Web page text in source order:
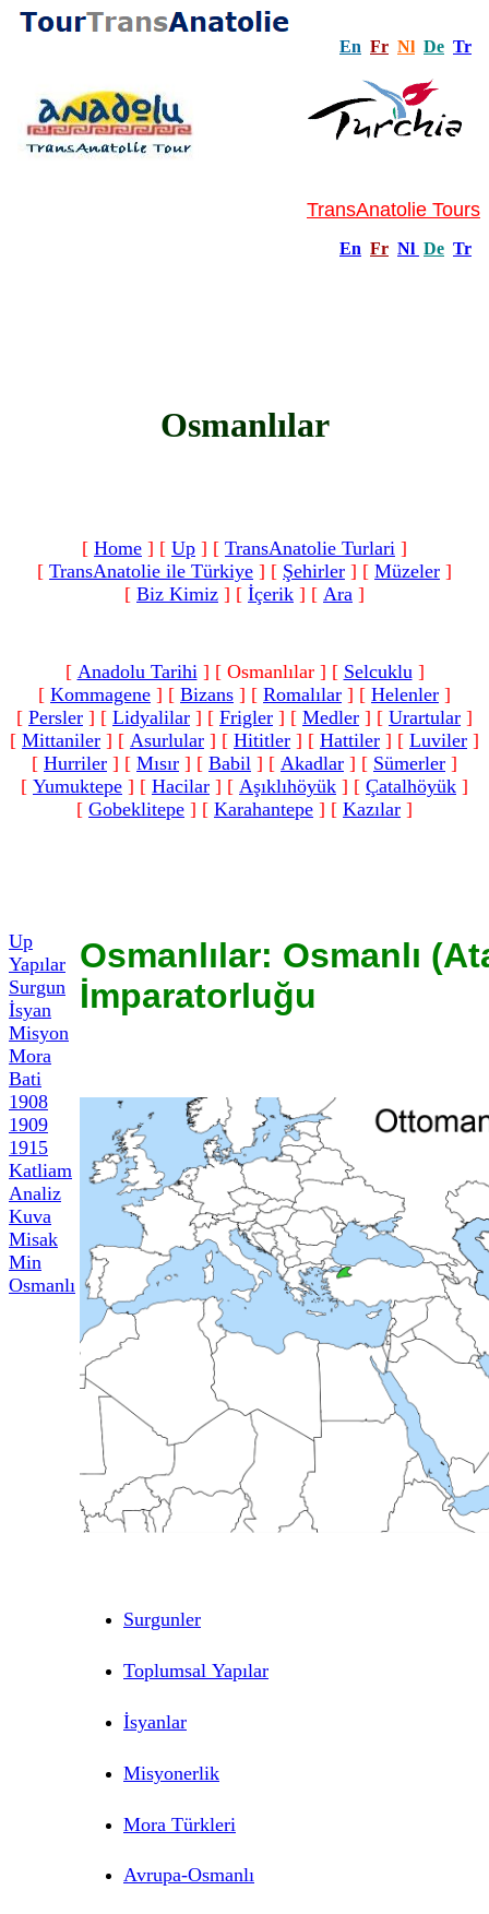
En Fr Nl De Tr
TransAnatolie Tours
En Fr Nl De Tr
Osmanlılar
[ Home ] [ Up ] [ TransAnatolie Turlari ]
[ TransAnatolie ile Türkiye ] [ Şehirler ] [ Müzeler ]
[ Biz Kimiz ] [ İçerik ] [ Ara ]
[ Anadolu Tarihi] [ Osmanlılar ] [ Selcuklu]
[ Kommagene ] [ Bizans ] [ Romalılar‎ ] [ Helenler ]
[ Persler ] [ Lidyalilar ] [ Frigler ] [ Medler ] [ Urartular ]
[ Mittaniler ] [ Asurlular ] [ Hititler ] [ Hattiler ] [ Luviler ]
[ Hurriler ] [ Mısır ] [ Babil ] [ Akadlar ] [ Sümerler ]
[ Yumuktepe ] [ Hacilar ] [ Aşıklıhöyük ] [ Çatalhöyük ]
[ Gobeklitepe ] [ Karahantepe ] [ Kazılar ]
Up
Yapılar
Surgun
İsyan
Misyon
Mora
Bati
1908
1909
1915
Katliam
Analiz
Kuva
Misak
Min
Osmanlı
Osmanlılar: Osmanlı
İmparatorluğu
Surgunler
Toplumsal Yapılar
İsyanlar
Misyonerlik
Mora Türkleri
Avrupa-Osmanlı